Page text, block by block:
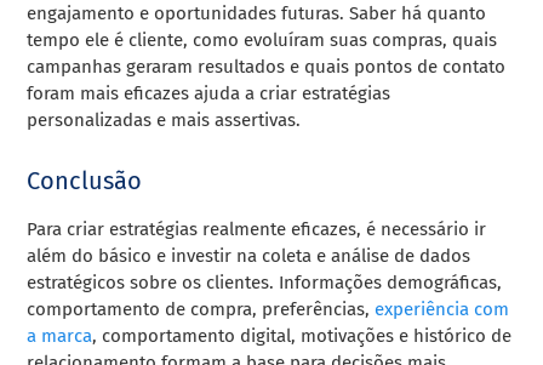
engajamento e oportunidades futuras. Saber há quanto
tempo ele é cliente, como evoluíram suas compras, quais
campanhas geraram resultados e quais pontos de contato
foram mais eficazes ajuda a criar estratégias
personalizadas e mais assertivas.
Conclusão
Para criar estratégias realmente eficazes, é necessário ir
além do básico e investir na coleta e análise de dados
estratégicos sobre os clientes. Informações demográficas,
comportamento de compra, preferências, experiência com
a marca, comportamento digital, motivações e histórico de